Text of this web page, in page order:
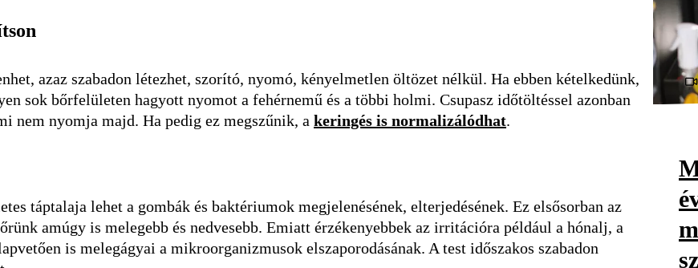
azaz szabadon létezhet, szorító, nyomó, kényelmetlen öltözet nélkül. Ha ebben kételkedünk,
sok bőrfelületen hagyott nyomot a fehérnemű és a többi holmi. Csupasz időtöltéssel azonban
nem nyomja majd. Ha pedig ez megszűnik, a keringés is normalizálódhat.
táptalaja lehet a gombák és baktériumok megjelenésének, elterjedésének. Ez elsősorban az
amúgy is melegebb és nedvesebb. Emiatt érzékenyebbek az irritációra például a hónalj, a
is melegágyai a mikroorganizmusok elszaporodásának. A test időszakos szabadon